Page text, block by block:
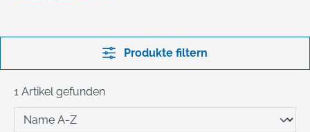
Produkte filtern
1 Artikel gefunden